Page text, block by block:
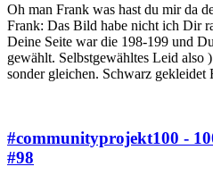
Oh man Frank was hast du mir da
Frank: Das Bild habe nicht ich Dir
Deine Seite war die 198-199 und
gewählt. Selbstgewähltes Leid also
sonder gleichen. Schwarz
#communityprojekt100 -
#98